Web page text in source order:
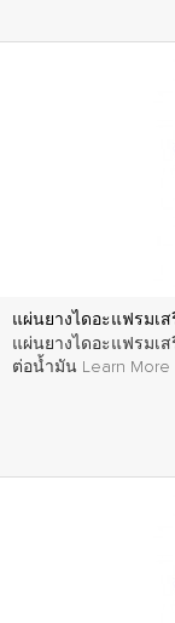
แผ่นยางไดอะแฟรมเ
แผ่นยางไดอะแฟรมเ
ต่อน้ำมัน Learn More